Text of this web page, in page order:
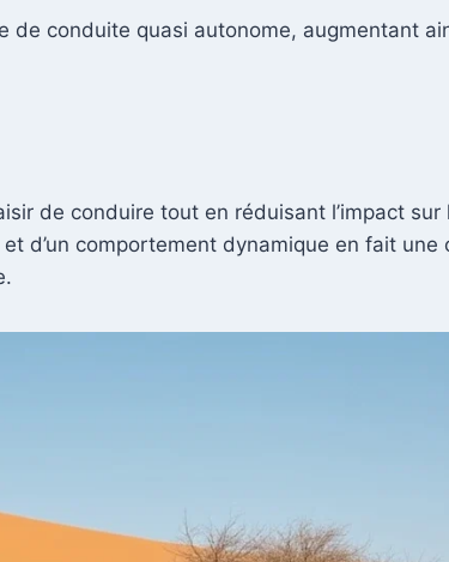
conduite quasi autonome, augmentant
de conduire tout en réduisant l’impact sur
d’un comportement dynamique en fait